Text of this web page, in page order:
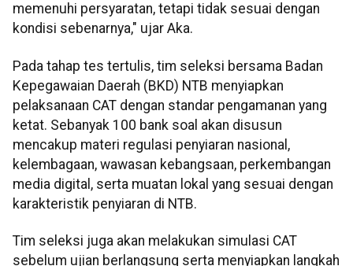
memenuhi persyaratan, tetapi tidak sesuai dengan
kondisi sebenarnya," ujar Aka.
Pada tahap tes tertulis, tim seleksi bersama Badan
Kepegawaian Daerah (BKD) NTB menyiapkan
pelaksanaan CAT dengan standar pengamanan yang
ketat. Sebanyak 100 bank soal akan disusun
mencakup materi regulasi penyiaran nasional,
kelembagaan, wawasan kebangsaan, perkembangan
media digital, serta muatan lokal yang sesuai dengan
karakteristik penyiaran di NTB.
Tim seleksi juga akan melakukan simulasi CAT
sebelum ujian berlangsung serta menyiapkan langkah